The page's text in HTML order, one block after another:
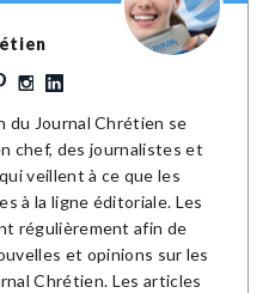
du Journal Chrétien se
chef, des journalistes et
veillent à ce que les
à la ligne éditoriale. Les
régulièrement afin de
et opinions sur les
Chrétien. Les articles